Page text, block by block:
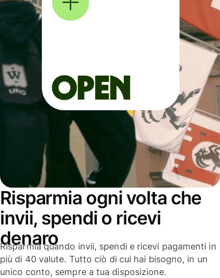
Risparmia ogni volta che
invii, spendi o ricevi
denaro
Risparmia quando invii, spendi e ricevi pagamenti in
più di 40 valute. Tutto ciò di cui hai bisogno, in un
unico conto, sempre a tua disposizione.